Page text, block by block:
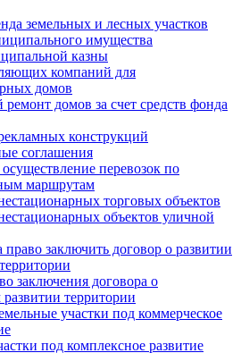
земельных и лесных участков
имущества
казны
компаний для
домов
домов за счет средств фонда
конструкций
соглашения
перевозок по
маршрутам
торговых объектов
объектов уличной
заключить договор о развитии
заключения договора о
территории
участки под коммерческое
под комплексное развитие